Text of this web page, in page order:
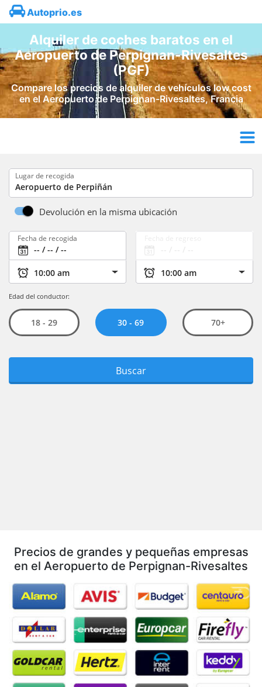
Autoprio.es
Alquiler de coches baratos en el
Aeropuerto de Perpignan-Rivesaltes
(PGF)
Compare los precios de alquiler de vehículos low cost
en el Aeropuerto de Perpignan-Rivesaltes, Francia
Precios de grandes y pequeñas empresas
en el Aeropuerto de Perpignan-Rivesaltes